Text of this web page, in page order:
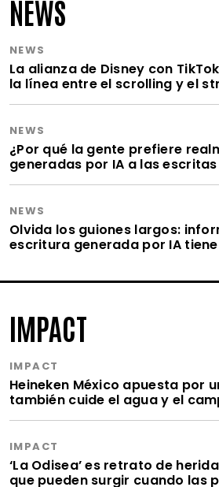
NEWS
NEWS
La alianza de Disney con
la línea entre el scrolling y el
NEWS
¿Por qué la gente prefiere
generadas por IA a las
NEWS
Olvida los guiones largos:
escritura generada por IA
IMPACT
IMPACT
Heineken México apuesta por
también cuide el agua y el
IMPACT
‘La Odisea’ es retrato de
que pueden surgir cuando las